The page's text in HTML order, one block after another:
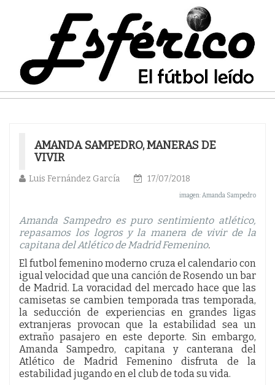
AMANDA SAMPEDRO, MANERAS DE
VIVIR
Luis Fernández García 17/07/2018
imagen: Amanda Sampedro
Amanda Sampedro es puro sentimiento atlético,
repasamos los logros y la manera de vivir de la
capitana del Atlético de Madrid Femenino.
El futbol femenino moderno cruza el calendario con
igual velocidad que una canción de Rosendo un bar
de Madrid. La voracidad del mercado hace que las
camisetas se cambien temporada tras temporada,
la seducción de experiencias en grandes ligas
extranjeras provocan que la estabilidad sea un
extraño pasajero en este deporte. Sin embargo,
Amanda Sampedro, capitana y canterana del
Atlético de Madrid Femenino disfruta de la
estabilidad jugando en el club de toda su vida.